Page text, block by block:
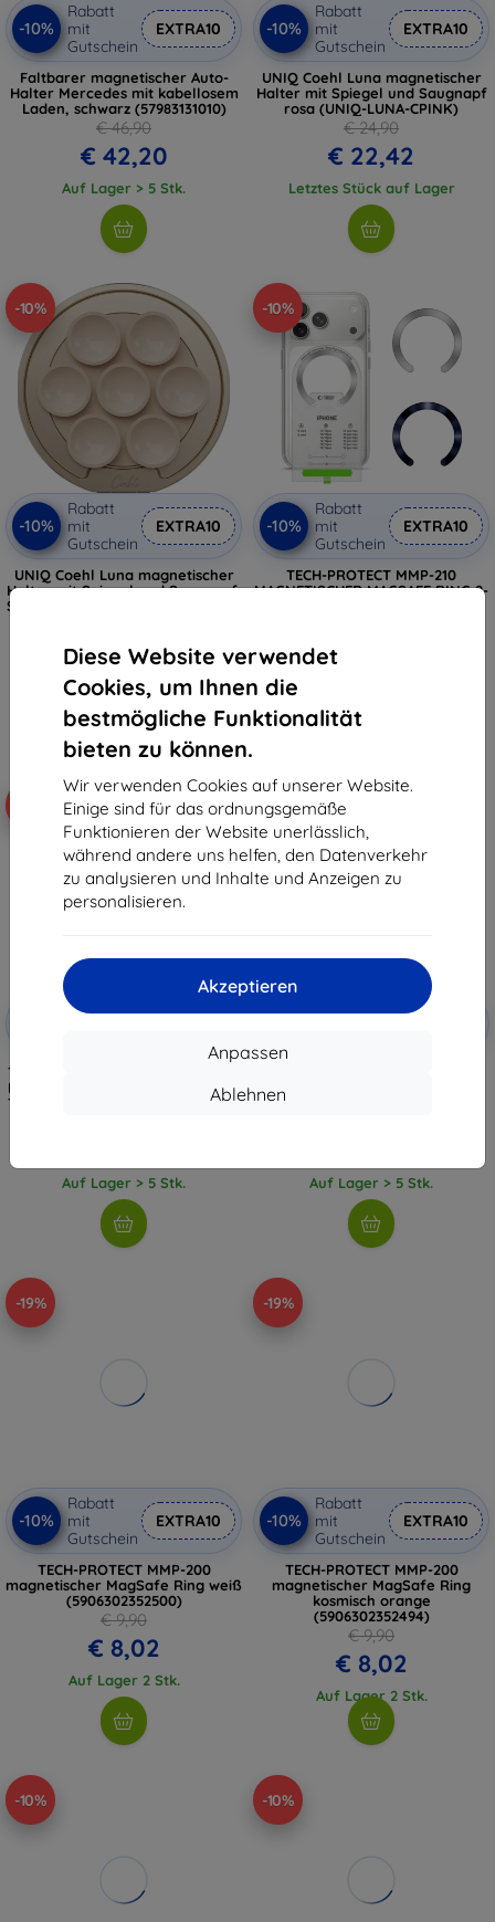
Diese Website verwendet
Cookies, um Ihnen die
bestmögliche Funktionalität
bieten zu können.
Wir verwenden Cookies auf unserer Website.
Einige sind für das ordnungsgemäße
Funktionieren der Website unerlässlich,
während andere uns helfen, den Datenverkehr
zu analysieren und Inhalte und Anzeigen zu
personalisieren.
Akzeptieren
Anpassen
Ablehnen
-10%
Rabatt
mit
Gutschein
EXTRA10
Faltbarer magnetischer Auto-
Halter Mercedes mit kabellosem
Laden, schwarz (57983131010)
€ 46,90
€ 42,20
Auf Lager > 5 Stk.
-10%
Rabatt
mit
Gutschein
EXTRA10
UNIQ Coehl Luna magnetischer
Halter mit Spiegel und Saugnapf
rosa (UNIQ-LUNA-CPINK)
€ 24,90
€ 22,42
Letztes Stück auf Lager
-10%
-10%
Rabatt
mit
Gutschein
EXTRA10
UNIQ Coehl Luna magnetischer
Halter mit Spiegel und Saugnapf,
Sandfarben (UNIQ-LUNA-MSAND)
€ 22,42
Auf Lager > 5 Stk.
-10%
-10%
Rabatt
mit
Gutschein
EXTRA10
TECH-PROTECT MMP-210
MAGNETISCHER MAGSAFE RING 2-
€ 8,02
Rabatt
TECH-PROTECT MMR700 LAMANO
MAGNETIC MAGSAFE PHONE RING
TITANIUM/GOLD (5906302353095)
Auf Lager > 5 Stk.
-10%
magnetischer MagSafe Ring
dunkelblau (5906302352487)
Auf Lager > 5 Stk.
-19%
-10%
Rabatt
mit
Gutschein
EXTRA10
TECH-PROTECT MMP-200
magnetischer MagSafe Ring weiß
(5906302352500)
€ 9,90
€ 8,02
Auf Lager 2 Stk.
-19%
-10%
Rabatt
mit
Gutschein
EXTRA10
TECH-PROTECT MMP-200
magnetischer MagSafe Ring
kosmisch orange
(5906302352494)
€ 9,90
€ 8,02
Auf Lager 2 Stk.
-10% -10%